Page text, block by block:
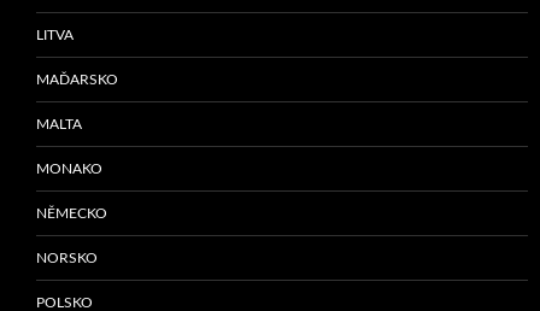
LITVA
MAĎARSKO
MALTA
MONAKO
NĚMECKO
NORSKO
POLSKO